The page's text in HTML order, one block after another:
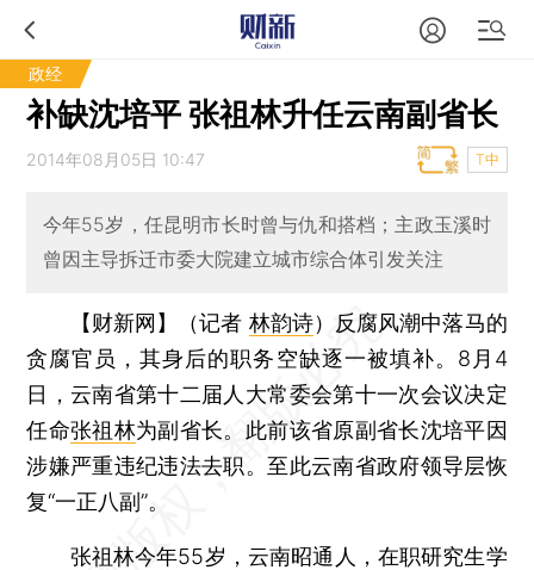
政经
补缺沈培平 张祖林升任云南副省长
2014年08月05日 10:47 T中
今年55岁，任昆明市长时曾与仇和搭档；主政玉溪时
曾因主导拆迁市委大院建立城市综合体引发关注
【财新网】（记者 林韵诗） 反腐风潮中落马的
贪腐官员，其身后的职务空缺逐一被填补。8月4
日，云南省第十二届人大常委会第十一次会议决定
任命张祖林为副省长。此前该省原副省长沈培平因
涉嫌严重违纪违法去职。至此云南省政府领导层恢
复“一正八副”。
张祖林今年55岁，云南昭通人，在职研究生学